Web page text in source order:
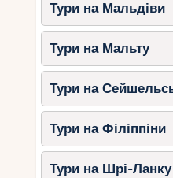
Тури на Мальдіви
Тури на Мальту
Тури на
Тури на Філіппіни
Тури на Шрі-Ланку